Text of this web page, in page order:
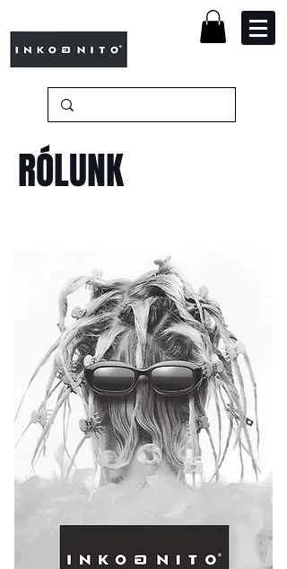
RÓLUNK